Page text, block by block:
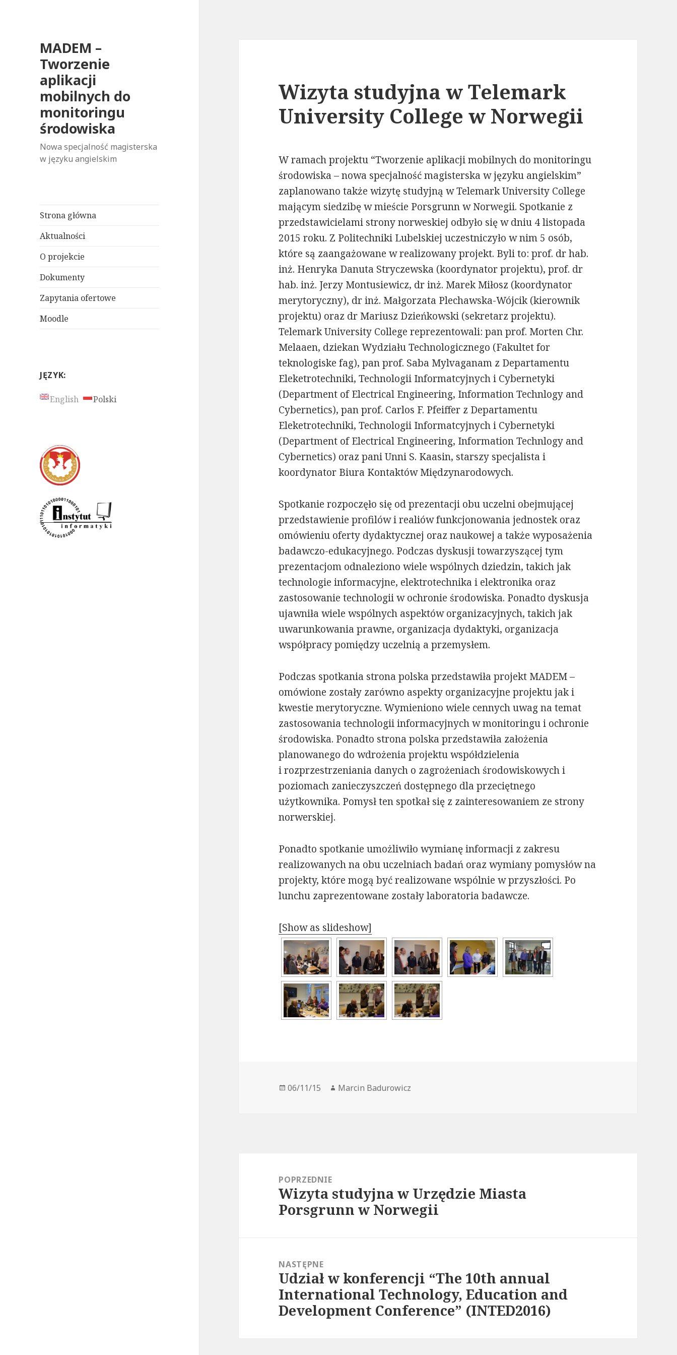
MADEM –
Tworzenie
aplikacji
mobilnych do
monitoringu
środowiska
Nowa specjalność magisterska
w języku angielskim
Strona główna
Aktualności
O projekcie
Dokumenty
Zapytania ofertowe
Moodle
JĘZYK:
English Polski
Wizyta studyjna w Telemark
University College w Norwegii
W ramach projektu “Tworzenie aplikacji mobilnych do monitoringu
środowiska – nowa specjalność magisterska w języku angielskim”
zaplanowano także wizytę studyjną w Telemark University College
mającym siedzibę w mieście Porsgrunn w Norwegii. Spotkanie z
przedstawicielami strony norweskiej odbyło się w dniu 4 listopada
2015 roku. Z Politechniki Lubelskiej uczestniczyło w nim 5 osób,
które są zaangażowane w realizowany projekt. Byli to: prof. dr hab.
inż. Henryka Danuta Stryczewska (koordynator projektu), prof. dr
hab. inż. Jerzy Montusiewicz, dr inż. Marek Miłosz (koordynator
merytoryczny), dr inż. Małgorzata Plechawska-Wójcik (kierownik
projektu) oraz dr Mariusz Dzieńkowski (sekretarz projektu).
Telemark University College reprezentowali: pan prof. Morten Chr.
Melaaen, dziekan Wydziału Technologicznego (Fakultet for
teknologiske fag), pan prof. Saba Mylvaganam z Departamentu
Eleketrotechniki, Technologii Informatcyjnych i Cybernetyki
(Department of Electrical Engineering, Information Technlogy and
Cybernetics), pan prof. Carlos F. Pfeiffer z Departamentu
Eleketrotechniki, Technologii Informatcyjnych i Cybernetyki
(Department of Electrical Engineering, Information Technlogy and
Cybernetics) oraz pani Unni S. Kaasin, starszy specjalista i
koordynator Biura Kontaktów Międzynarodowych.
Spotkanie rozpoczęło się od prezentacji obu uczelni obejmującej
przedstawienie profilów i realiów funkcjonowania jednostek oraz
omówieniu oferty dydaktycznej oraz naukowej a także wyposażenia
badawczo-edukacyjnego. Podczas dyskusji towarzyszącej tym
prezentacjom odnaleziono wiele wspólnych dziedzin, takich jak
technologie informacyjne, elektrotechnika i elektronika oraz
zastosowanie technologii w ochronie środowiska. Ponadto dyskusja
ujawniła wiele wspólnych aspektów organizacyjnych, takich jak
uwarunkowania prawne, organizacja dydaktyki, organizacja
współpracy pomiędzy uczelnią a przemysłem.
Podczas spotkania strona polska przedstawiła projekt MADEM –
omówione zostały zarówno aspekty organizacyjne projektu jak i
kwestie merytoryczne. Wymieniono wiele cennych uwag na temat
zastosowania technologii informacyjnych w monitoringu i ochronie
środowiska. Ponadto strona polska przedstawiła założenia
planowanego do wdrożenia projektu współdzielenia
i rozprzestrzeniania danych o zagrożeniach środowiskowych i
poziomach zanieczyszczeń dostępnego dla przeciętnego
użytkownika. Pomysł ten spotkał się z zainteresowaniem ze strony
norwerskiej.
Ponadto spotkanie umożliwiło wymianę informacji z zakresu
realizowanych na obu uczelniach badań oraz wymiany pomysłów na
projekty, które mogą być realizowane wspólnie w przyszłości. Po
lunchu zaprezentowane zostały laboratoria badawcze.
[Show as slideshow]
Opublikowano
06/11/15 Autor
Marcin Badurowicz
POPRZEDNIE
Poprzedni
wpis:
Wizyta studyjna w Urzędzie Miasta
Porsgrunn w Norwegii
NASTĘPNE
Następny
wpis:
Udział w konferencji “The 10th annual
International Technology, Education and
Development Conference” (INTED2016)